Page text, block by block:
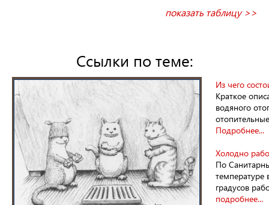
показать таблицу >>
Ссылки по теме:
Из чего
Краткое
водяного
Подробнее...
Холодно
По
градусов
подробнее...